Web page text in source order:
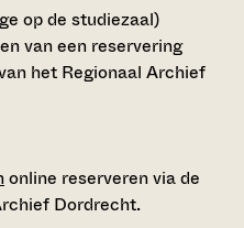
op de studiezaal)
van een reservering
het Regionaal Archief
online reserveren via de
Dordrecht.